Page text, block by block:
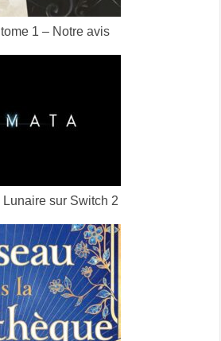
1 – Notre avis
sur Switch 2